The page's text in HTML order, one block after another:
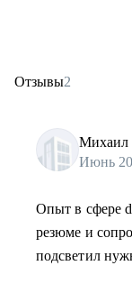
Отзывы2
Михаил
Июнь
Опыт в сфере
резюме и
подсветил